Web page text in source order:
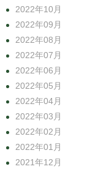
2022年10月
2022年09月
2022年08月
2022年07月
2022年06月
2022年05月
2022年04月
2022年03月
2022年02月
2022年01月
2021年12月